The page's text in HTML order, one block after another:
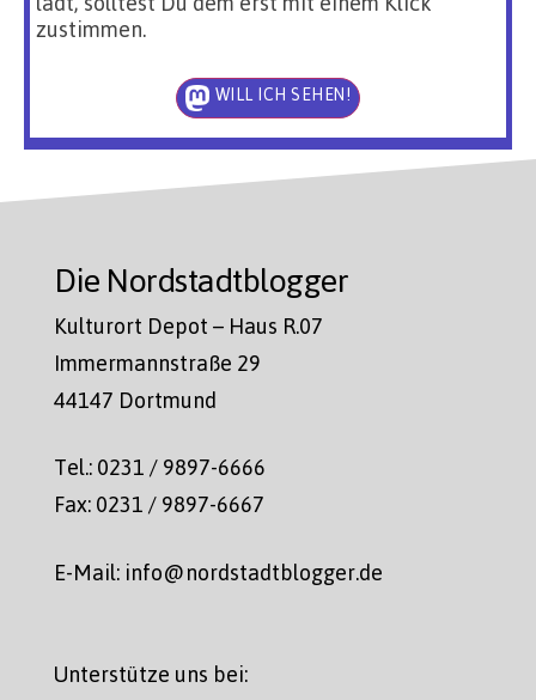
zustimmen.
WILL ICH SEHEN!
Die Nordstadtblogger
Kulturort Depot – Haus R.07
Immermannstraße 29
44147 Dortmund
Tel.: 0231 / 9897-6666
Fax: 0231 / 9897-6667
E-Mail: info@nordstadtblogger.de
Unterstütze uns bei: